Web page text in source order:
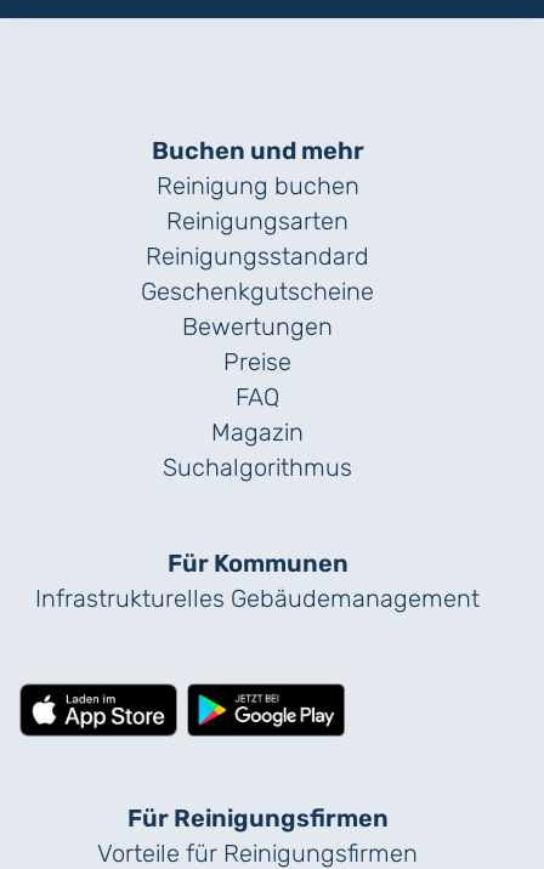
Buchen und mehr
Reinigung buchen
Reinigungsarten
Reinigungs­standard
Geschenk­gutscheine
Bewertungen
Preise
FAQ
Magazin
Suchalgorithmus
Für Kommunen
Infrastrukturelles Gebäude­management
Für Reinigungs­firmen
Vorteile für Reinigungs­firmen